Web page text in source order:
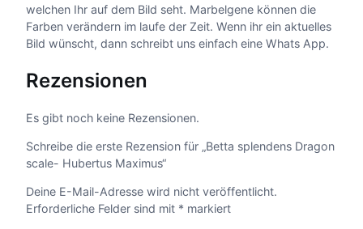
welchen Ihr auf dem Bild seht. Marbelgene können die
Farben verändern im laufe der Zeit. Wenn ihr ein aktuelles
Bild wünscht, dann schreibt uns einfach eine Whats App.
Rezensionen
Es gibt noch keine Rezensionen.
Schreibe die erste Rezension für „Betta splendens Dragon
scale- Hubertus Maximus“
Deine E-Mail-Adresse wird nicht veröffentlicht.
Erforderliche Felder sind mit * markiert